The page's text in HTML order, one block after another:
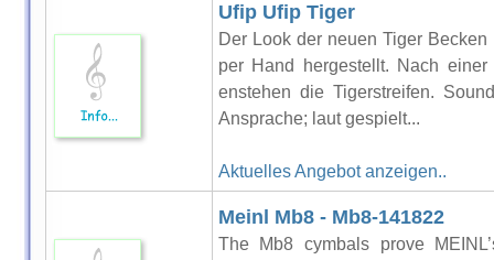
Ufip Ufip Tiger
Der Look der neuen Tiger
per Hand hergestellt. Nach
enstehen die Tigerstreifen.
Ansprache; laut gespielt...
Aktuelles Angebot anzeigen..
Meinl Mb8 - Mb8-141822
The Mb8 cymbals prove